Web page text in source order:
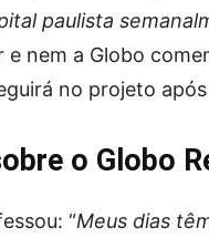
paulista
e nem a Globo
no projeto
o Globo
“Meus dias